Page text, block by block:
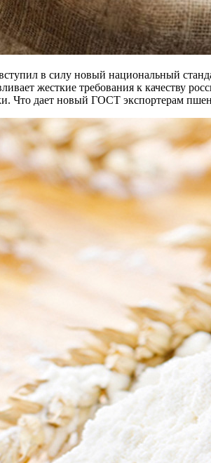
в силу новый национальный
жесткие требования к качеству
Что дает новый ГОСТ экспортерам